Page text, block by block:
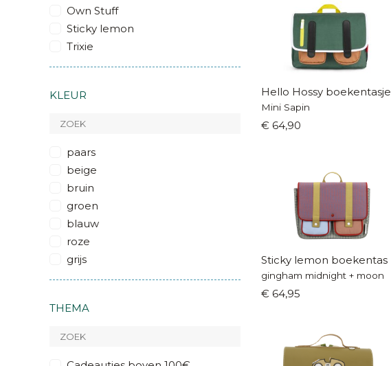
Own Stuff
Sticky lemon
Trixie
KLEUR
paars
beige
bruin
groen
blauw
roze
grijs
THEMA
Hello Hossy boekentasje
Mini Sapin
€ 64,90
Sticky lemon boekentas
gingham midnight + moon
€ 64,95